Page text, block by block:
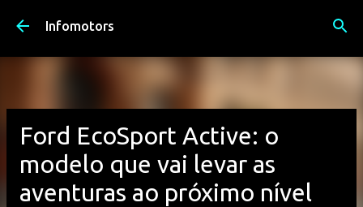
Avançar para o conteúdo principal
Infomotors
Ford EcoSport Active: o
modelo que vai levar as
aventuras ao próximo nível